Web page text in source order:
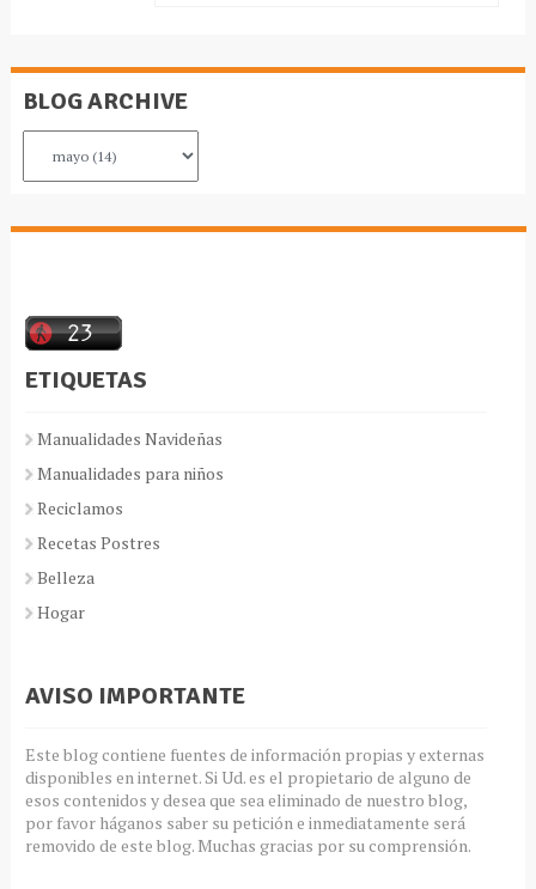
BLOG ARCHIVE
ETIQUETAS
Manualidades Navideñas
Manualidades para niños
Reciclamos
Recetas Postres
Belleza
Hogar
AVISO IMPORTANTE
Este blog contiene fuentes de información propias y externas
disponibles en internet. Si Ud. es el propietario de alguno de
esos contenidos y desea que sea eliminado de nuestro blog,
por favor háganos saber su petición e inmediatamente será
removido de este blog. Muchas gracias por su comprensión.